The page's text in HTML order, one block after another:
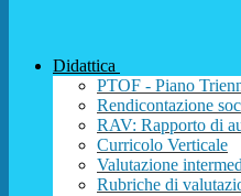
Didattica
PTOF - Piano
Rendicontazione
RAV: Rapporto di
Curricolo Verticale
Valutazione
Rubriche di